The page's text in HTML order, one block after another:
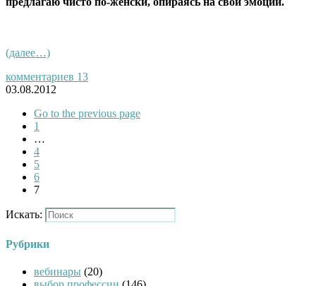
(далее…)
комментариев 13
03.08.2012
Go to the previous page
1
…
4
5
6
7
Искать:
Рубрики
вебинары (20)